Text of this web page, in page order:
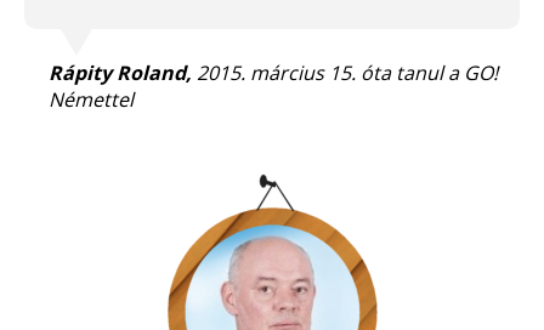
Rápity Roland, 2015. március 15. óta tanul a GO!
Némettel